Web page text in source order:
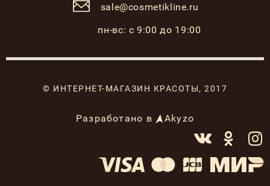
sale@cosmetikline.ru
пн-вс: с 9:00 до 19:00
© ИНТЕРНЕТ-МАГАЗИН КРАСОТЫ, 2017
Разработано в Akyzo